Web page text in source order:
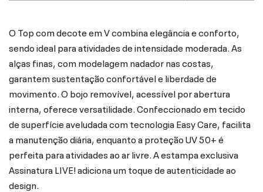
O Top com decote em V combina elegância e conforto,
sendo ideal para atividades de intensidade moderada. As
alças finas, com modelagem nadador nas costas,
garantem sustentação confortável e liberdade de
movimento. O bojo removível, acessível por abertura
interna, oferece versatilidade. Confeccionado em tecido
de superfície aveludada com tecnologia Easy Care, facilita
a manutenção diária, enquanto a proteção UV 50+ é
perfeita para atividades ao ar livre. A estampa exclusiva
Assinatura LIVE! adiciona um toque de autenticidade ao
design.